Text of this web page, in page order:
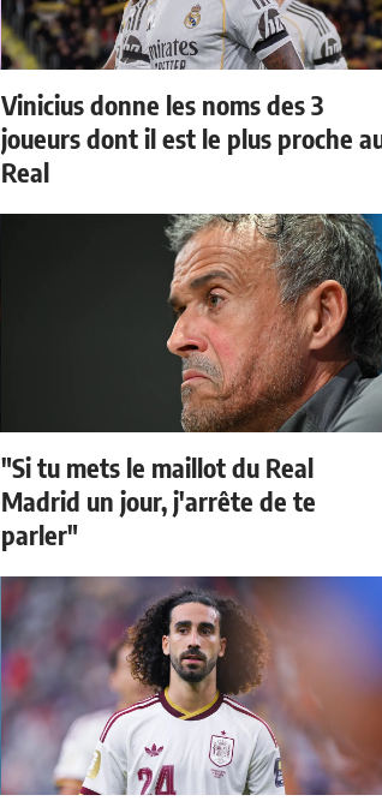
Vinicius donne les noms des 3
joueurs dont il est le plus proche
Real
"Si tu mets le maillot du Real
Madrid un jour, j'arrête de te
parler"